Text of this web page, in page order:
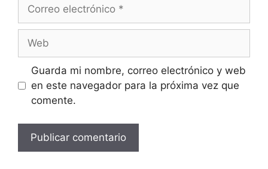
Guarda mi nombre, correo electrónico y web
en este navegador para la próxima vez que
comente.